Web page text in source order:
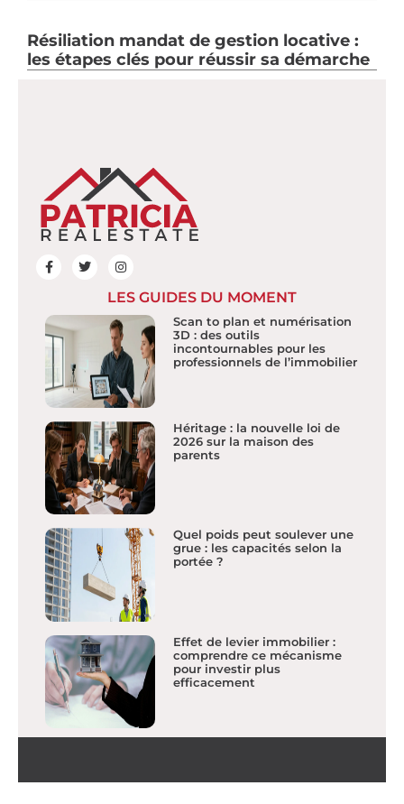
Résiliation mandat de gestion locative :
les étapes clés pour réussir sa démarche
LES GUIDES DU MOMENT
Scan to plan et numérisation
3D : des outils
incontournables pour les
professionnels de l’immobilier
Héritage : la nouvelle loi de
2026 sur la maison des
parents
Quel poids peut soulever une
grue : les capacités selon la
portée ?
Effet de levier immobilier :
comprendre ce mécanisme
pour investir plus
efficacement